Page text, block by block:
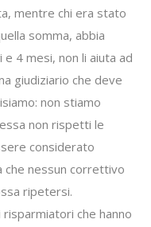
mentre chi era stato
somma, abbia
e 4 mesi, non li aiuta ad
giudiziario che deve
non stiamo
non rispetti le
considerato
che nessun correttivo
ripetersi.
che hanno